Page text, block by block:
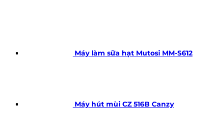
Máy làm sữa hạt Mutosi MM-S612
Máy hút mùi CZ 516B Canzy